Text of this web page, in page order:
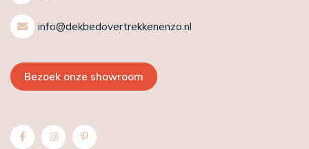
info@dekbedovertrekkenenzo.nl
Bezoek onze showroom